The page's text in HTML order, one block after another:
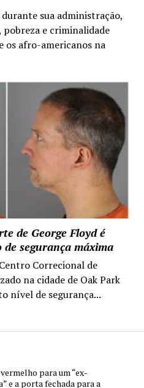
sua administração,
pobreza e criminalidade
os afro-americanos na
de George Floyd é
segurança máxima
Correcional de
na cidade de Oak Park
nível de segurança...
para um “ex-
e a porta fechada para a